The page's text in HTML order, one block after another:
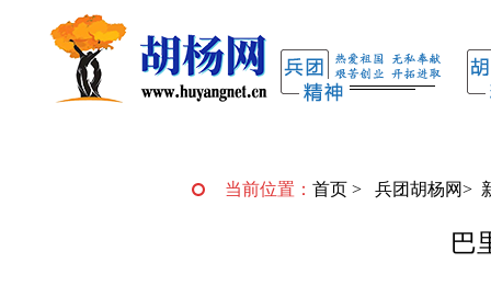
当前位置： 首页 > 兵团胡杨网>
巴